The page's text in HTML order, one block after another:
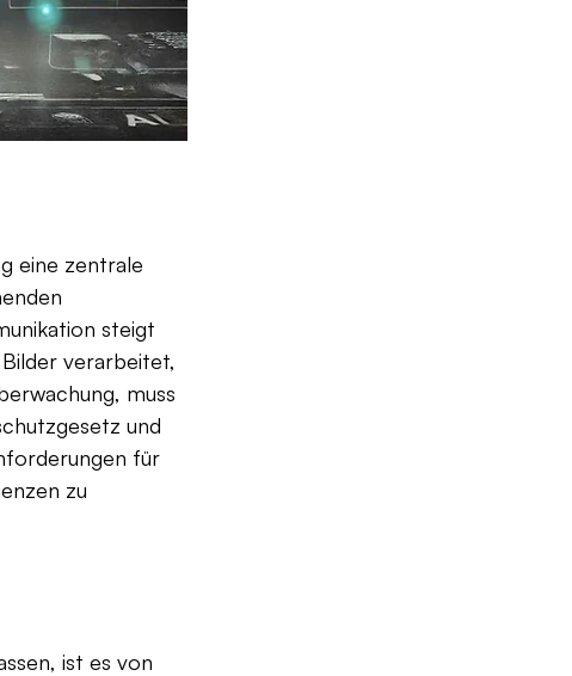
eine zentrale
steigt
verarbeitet,
muss
und
für
zu
ist es von